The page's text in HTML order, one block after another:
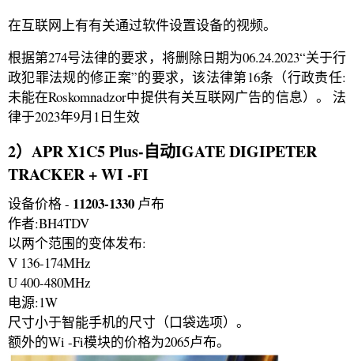
在互联网上有有关通过软件设置设备的视频。
根据第274号法律的要求，将删除日期为06.24.2023“关于行
政犯罪法规的修正案”的要求，该法律第16条（行政责任:
未能在Roskomnadzor中提供有关互联网广告的信息）。 法
律于2023年9月1日生效
2）APR X1C5 Plus-自动IGATE DIGIPETER
TRACKER + WI -FI
设备价格 - 11203-1330 卢布
作者:BH4TDV
以两个范围的变体发布:
V 136-174MHz
U 400-480MHz
电源:1W
尺寸小于智能手机的尺寸（口袋选项）。
额外的Wi -Fi模块的价格为2065卢布。